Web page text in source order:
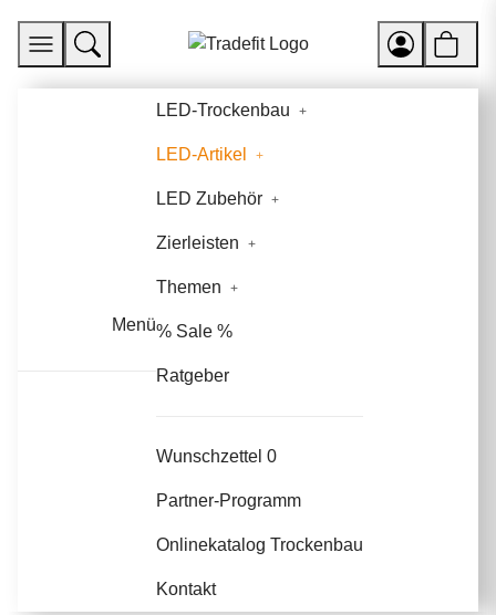
Menü
LED-Trockenbau
LED-Artikel
LED Zubehör
Zierleisten
Themen
% Sale %
Ratgeber
Wunschzettel 0
Partner-Programm
Onlinekatalog Trockenbau
Kontakt